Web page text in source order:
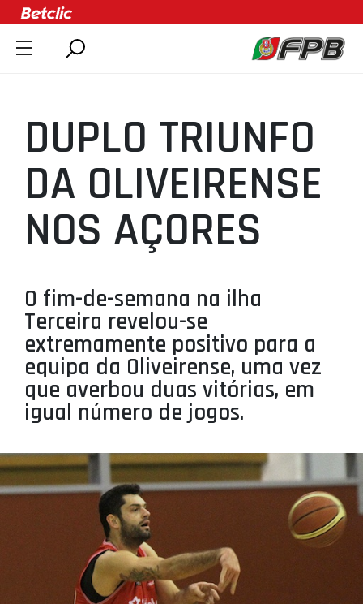
ÚLTIMAS
COMPETIÇÕES
ASSOCIAÇÕES
CLUBES
AGENTES
SELEÇÕES
MINIBASQUETE
ÁREA TÉCNICA
PROJETOS
LIGA BETCLIC MASCULINA
LIGA BETCLIC FEMININA
DUPLO TRIUNFO
DA OLIVEIRENSE
NOS AÇORES
O fim-de-semana na ilha
Terceira revelou-se
extremamente positivo para a
equipa da Oliveirense, uma vez
que averbou duas vitórias, em
igual número de jogos.